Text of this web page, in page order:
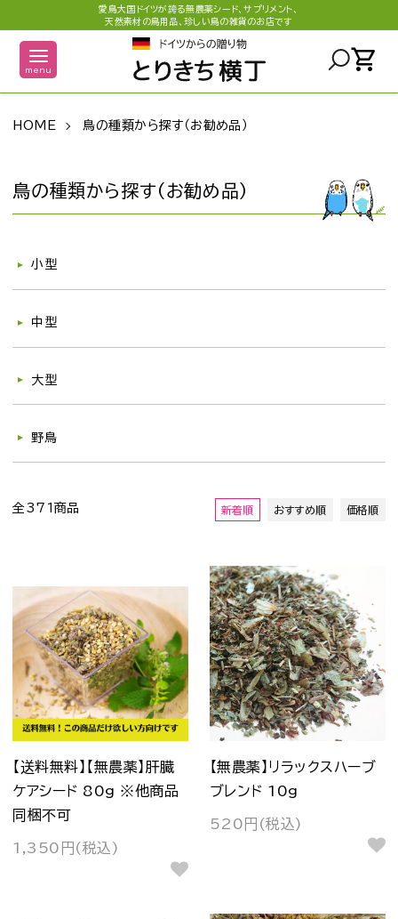
愛鳥大国ドイツが誇る無農薬シード、サプリメント、
天然素材の鳥用品、珍しい鳥の雑貨のお店です
menu shopping_cart
HOME 鳥の種類から探す（お勧め品）
鳥の種類から探す（お勧め品）
小型
中型
大型
野鳥
全371商品 新着順 おすすめ順 価格順
【送料無料】【無農薬】肝臓
ケアシード 80g ※他商品
同梱不可
1,350円(税込)
【無農薬】リラックスハーブ
ブレンド 10g
520円(税込)